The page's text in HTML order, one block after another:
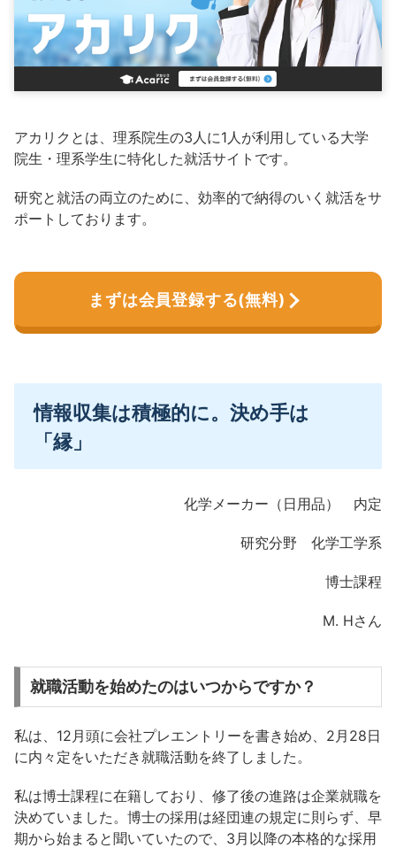
アカリクとは、理系院生の3人に1人が利用している大学
院生・理系学生に特化した就活サイトです。
研究と就活の両立のために、効率的で納得のいく就活をサ
ポートしております。
まずは会員登録する(無料)
情報収集は積極的に。決め手は
「縁」
化学メーカー（日用品） 内定
研究分野 化学工学系
博士課程
M. Hさん
就職活動を始めたのはいつからですか？
私は、12月頭に会社プレエントリーを書き始め、2月28日
に内々定をいただき就職活動を終了しました。
私は博士課程に在籍しており、修了後の進路は企業就職を
決めていました。博士の採用は経団連の規定に則らず、早
期から始まると聞いていたので、3月以降の本格的な採用